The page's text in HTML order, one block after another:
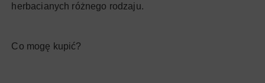
herbacianych różnego rodzaju.
Co mogę kupić?